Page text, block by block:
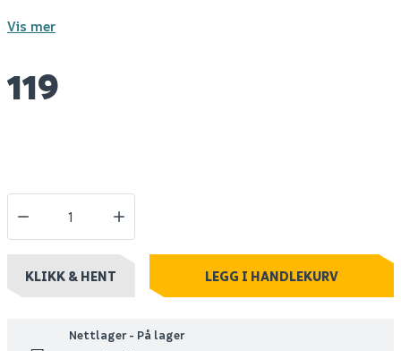
Vis mer
119
KLIKK & HENT LEGG I HANDLEKURV
Nettlager - På lager